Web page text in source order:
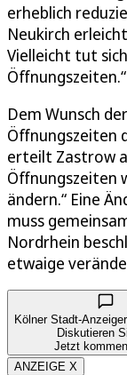
erheblich
Neukirch
Vielleicht tut
Öffnungszeiten.“
Dem Wunsch
Öffnungszeiten
erteilt Zastrow
Öffnungszeiten
ändern.“ Eine
muss
Nordrhein
etwaige
Kölner Stadt-
Diskutieren
Jetzt
ANZEIGE X